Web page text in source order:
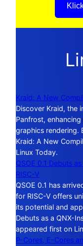
Kraid: A New
Discover Kraid, the
Panfrost,
graphics rendering.
Kraid: A New
Linux Today.
QSOE 0.1 Debuts
RISC-V
QSOE 0.1 has
for RISC-V offers
its potential and
Debuts as a QNX-
appeared first on
P-Cores, E-Cores